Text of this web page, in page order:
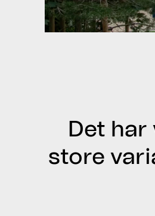
Det
store